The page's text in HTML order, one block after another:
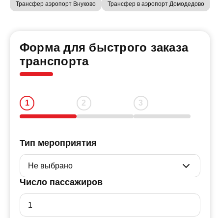
Трансфер аэропорт Внуково Трансфер в аэропорт Домодедово
Форма для быстрого заказа
транспорта
Тип мероприятия
Число пассажиров